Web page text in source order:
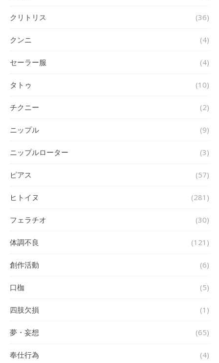
クリトリス (36)
クンニ (4)
セーラー服 (4)
タトゥ (10)
チクニー (2)
ニップル (9)
ニップルローター (3)
ピアス (57)
ヒトイヌ (281)
フェラチオ (30)
体調不良 (121)
創作活動 (6)
口枷 (5)
四肢欠損 (1)
夢・妄想 (65)
奉仕行為 (4)